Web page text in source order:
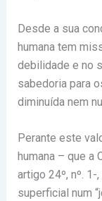
Desde a sua
humana tem
debilidade e no
sabedoria para
diminuída nem
Perante este
humana – que a
artigo 24º, nº.
superficial num